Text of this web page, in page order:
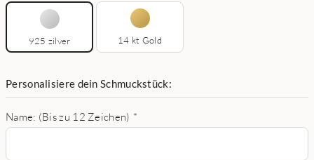
925 zilver 14 kt Gold
Personalisiere dein Schmuckstück:
Name: (Bis zu 12 Zeichen) *